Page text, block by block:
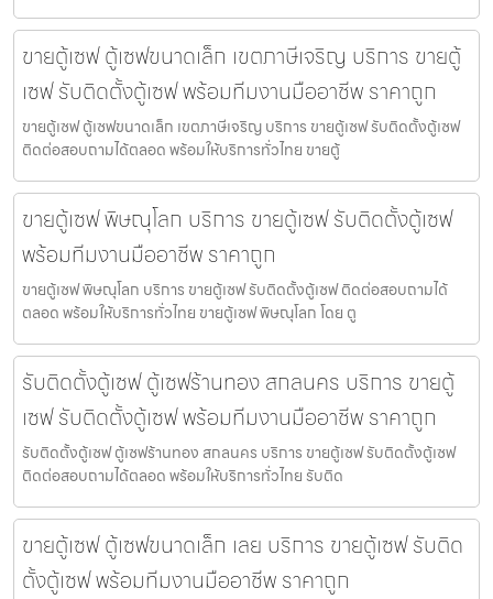
ขายตู้เซฟ ตู้เซฟขนาดเล็ก เขตภาษีเจริญ บริการ ขายตู้
เซฟ รับติดตั้งตู้เซฟ พร้อมทีมงานมืออาชีพ ราคาถูก
ขายตู้เซฟ ตู้เซฟขนาดเล็ก เขตภาษีเจริญ บริการ ขายตู้เซฟ รับติดตั้งตู้เซฟ
ติดต่อสอบถามได้ตลอด พร้อมให้บริการทั่วไทย ขายตู้
ขายตู้เซฟ พิษณุโลก บริการ ขายตู้เซฟ รับติดตั้งตู้เซฟ
พร้อมทีมงานมืออาชีพ ราคาถูก
ขายตู้เซฟ พิษณุโลก บริการ ขายตู้เซฟ รับติดตั้งตู้เซฟ ติดต่อสอบถามได้
ตลอด พร้อมให้บริการทั่วไทย ขายตู้เซฟ พิษณุโลก โดย ตู
รับติดตั้งตู้เซฟ ตู้เซฟร้านทอง สกลนคร บริการ ขายตู้
เซฟ รับติดตั้งตู้เซฟ พร้อมทีมงานมืออาชีพ ราคาถูก
รับติดตั้งตู้เซฟ ตู้เซฟร้านทอง สกลนคร บริการ ขายตู้เซฟ รับติดตั้งตู้เซฟ
ติดต่อสอบถามได้ตลอด พร้อมให้บริการทั่วไทย รับติด
ขายตู้เซฟ ตู้เซฟขนาดเล็ก เลย บริการ ขายตู้เซฟ รับติด
ตั้งตู้เซฟ พร้อมทีมงานมืออาชีพ ราคาถูก